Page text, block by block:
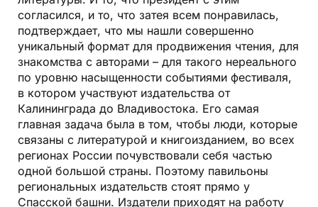
согласился, и то, что затея всем понравилась,
подтверждает, что мы нашли совершенно
уникальный формат для продвижения чтения, для
знакомства с авторами – для такого нереального
по уровню насыщенности событиями фестиваля,
в котором участвуют издательства от
Калининграда до Владивостока. Его самая
главная задача была в том, чтобы люди, которые
связаны с литературой и книгоизданием, во всех
регионах России почувствовали себя частью
одной большой страны. Поэтому павильоны
региональных издательств стоят прямо у
Спасской башни. Издатели приходят на работу